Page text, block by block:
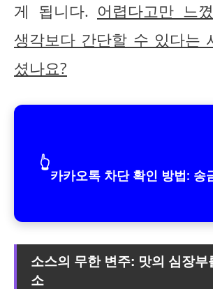
게 됩니다. 어렵다고만 느
생각보다 간단할 수 있다는
셨나요?
👆
카카오톡 차단 확인 방법: 송
소스의 무한 변주: 맛의 심장
소